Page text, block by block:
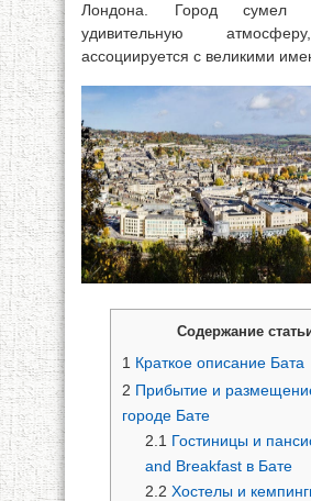
Лондона. Город сумел
удивительную
ассоциируется с великими
Содержание
1 Краткое описание Бата
2 Прибытие и
городе Бате
2.1 Гостиницы и
and Breakfast в Бате
2.2 Хостелы и